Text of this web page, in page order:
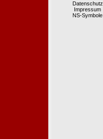
Datenschutz
Impressum
NS-Symbole